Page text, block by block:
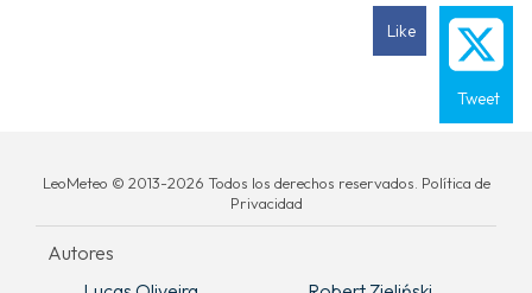
Like
Tweet
LeoMeteo © 2013-2026 Todos los derechos reservados. Política de
Privacidad
Autores